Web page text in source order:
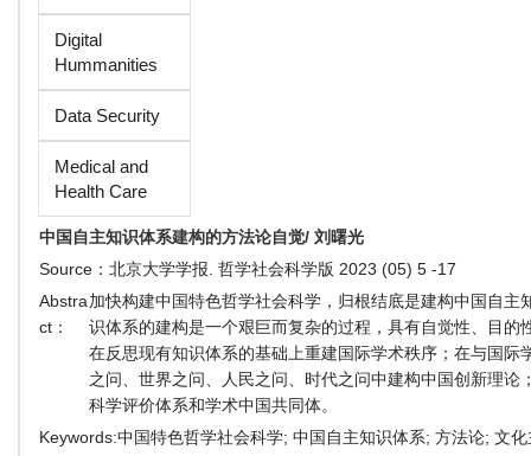
Digital
Hummanities
Data Security
Medical and
Health Care
中国自主知识体系建构的方法论自觉/ 刘曙光
Source： 北京大学学报. 哲学社会科学版 2023 (05) 5 -17
Abstra
ct：
加快构建中国特色哲学社会科学，归根结底是建构中国自
识体系的建构是一个艰巨而复杂的过程，具有自觉性、目
在反思现有知识体系的基础上重建国际学术秩序；在与国
之问、世界之问、人民之问、时代之问中建构中国创新理
科学评价体系和学术中国共同体。
Keywords:中国特色哲学社会科学; 中国自主知识体系; 方法论; 文